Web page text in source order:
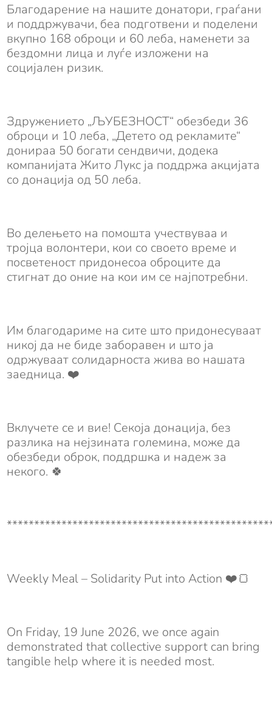
Благодарение на нашите донатори, граѓани
и поддржувачи, беа подготвени и поделени
вкупно 168 оброци и 60 леба, наменети за
бездомни лица и луѓе изложени на
социјален ризик.
Здружението „ЉУБЕЗНОСТ“ обезбеди 36
оброци и 10 леба, „Детето од рекламите“
донираа 50 богати сендвичи, додека
компанијата Жито Лукс ја поддржа акцијата
со донација од 50 леба.
Во делењето на помошта учествуваа и
тројца волонтери, кои со своето време и
посветеност придонесоа оброците да
стигнат до оние на кои им се најпотребни.
Им благодариме на сите што придонесуваат
никој да не биде заборавен и што ја
одржуваат солидарноста жива во нашата
заедница. ❤️
Вклучете се и вие! Секоја донација, без
разлика на нејзината големина, може да
обезбеди оброк, поддршка и надеж за
некого. 🍀
Weekly Meal – Solidarity Put into Action ❤️🍞
On Friday, 19 June 2026, we once again
demonstrated that collective support can bring
tangible help where it is needed most.